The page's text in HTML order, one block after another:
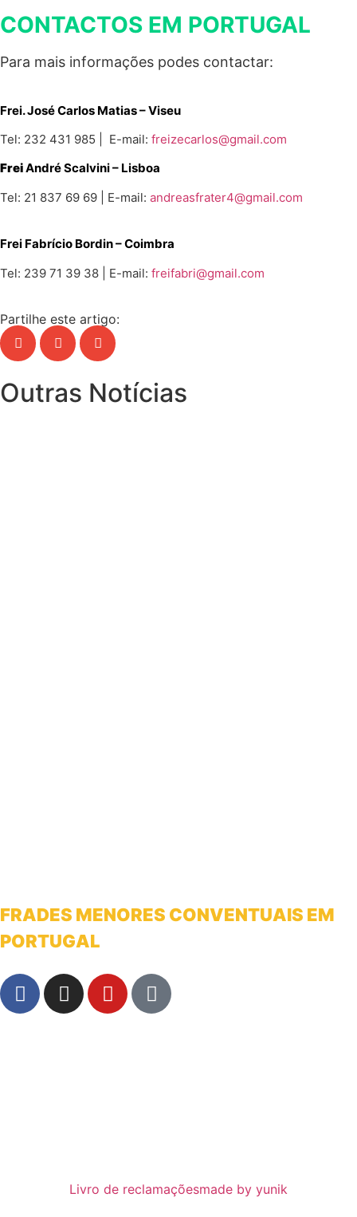
CONTACTOS EM PORTUGAL
Para mais informações podes contactar:
Frei. José Carlos Matias – Viseu
Tel: 232 431 985 | E-mail: freizecarlos@gmail.com
FreiAndré Scalvini – Lisboa
Tel: 21 837 69 69 | E-mail: andreasfrater4@gmail.com
Frei Fabrício Bordin – Coimbra
Tel: 239 71 39 38 | E-mail: freifabri@gmail.com
Partilhe este artigo:
Outras Notícias
FRADES MENORES CONVENTUAIS EM
PORTUGAL
Livro de reclamaçõesmade by yunik